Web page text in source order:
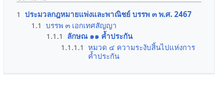
1 ประมวลกฎหมายแพ่งและพาณิชย์ บรรพ ๓ พ.ศ. 2467
1.1 บรรพ ๓ เอกเทศสัญญา
1.1.1 ลักษณ ๑๑ ค้ำประกัน
1.1.1.1 หมวด ๔ ความระงับสิ้นไปแห่งการ
ค้ำประกัน